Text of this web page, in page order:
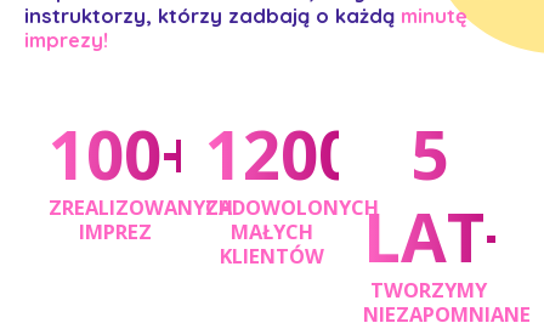
instruktorzy, którzy zadbają o każdą minutę
imprezy!
100+
ZREALIZOWANYCH
IMPREZ
1200+
ZADOWOLONYCH
MAŁYCH
KLIENTÓW
5
LAT+
TWORZYMY
NIEZAPOMNIANE